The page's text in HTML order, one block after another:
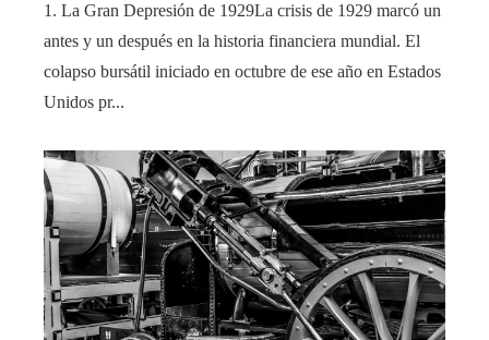
1. La Gran Depresión de 1929La crisis de 1929 marcó un
antes y un después en la historia financiera mundial. El
colapso bursátil iniciado en octubre de ese año en Estados
Unidos pr...